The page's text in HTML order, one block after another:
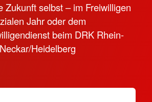
Zukunft selbst – im Freiwilligen
Jahr oder dem
beim DRK Rhein-
Neckar/Heidelberg